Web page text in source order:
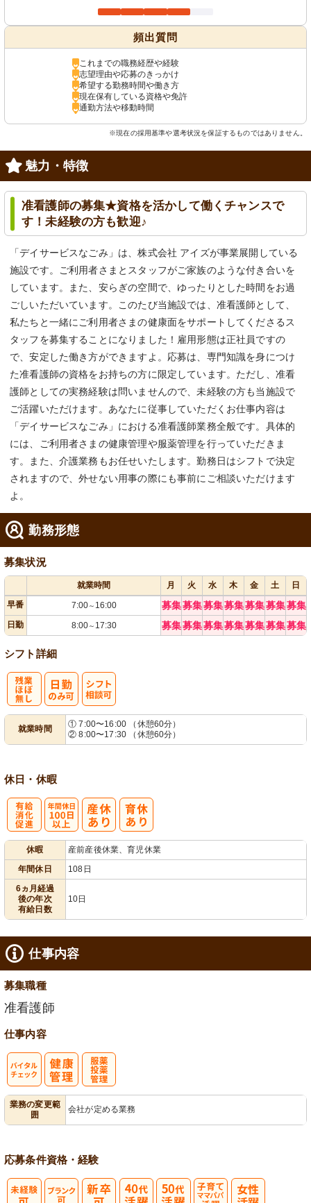
頻出質問
これまでの職務経歴や経験
志望理由や応募のきっかけ
希望する勤務時間や働き方
現在保有している資格や免許
通勤方法や移動時間
※現在の採用基準や選考状況を保証するものではありません。
魅力・特徴
准看護師の募集★資格を活かして働くチャンスで
す！未経験の方も歓迎♪
「デイサービスなごみ」は、株式会社 アイズが事業展開している
施設です。ご利用者さまとスタッフがご家族のような付き合いを
しています。また、安らぎの空間で、ゆったりとした時間をお過
ごしいただいています。このたび当施設では、准看護師として、
私たちと一緒にご利用者さまの健康面をサポートしてくださるス
タッフを募集することになりました！雇用形態は正社員ですの
で、安定した働き方ができますよ。応募は、専門知識を身につけ
た准看護師の資格をお持ちの方に限定しています。ただし、准看
護師としての実務経験は問いませんので、未経験の方も当施設で
ご活躍いただけます。あなたに従事していただくお仕事内容は
「デイサービスなごみ」における准看護師業務全般です。具体的
には、ご利用者さまの健康管理や服薬管理を行っていただきま
す。また、介護業務もお任せいたします。勤務日はシフトで決定
されますので、外せない用事の際にも事前にご相談いただけます
よ。
勤務形態
募集状況
就業時間 月 火 水 木 金 土
日
早番
7:00～ 16:00 募集募集募集募集募集募集募集
日勤 8:00～ 17:30 募集募集募集募集募集募集募集
シフト詳細
就業時間
① 7:00〜16:00 （休憩60分）
② 8:00〜17:30 （休憩60分）
休日・休暇
休暇
産前産後休業、育児休業
年間休日
108日
6ヵ月経過
後の年次
有給日数
10日
仕事内容
募集職種
准看護師
仕事内容
業務の変更範
囲
会社が定める業務
応募条件資格・経験